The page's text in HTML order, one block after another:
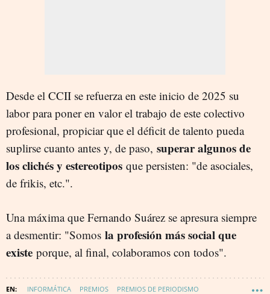
Desde el CCII se refuerza en este inicio de 2025 su
labor para poner en valor el trabajo de este colectivo
profesional, propiciar que el déficit de talento pueda
suplirse cuanto antes y, de paso, superar algunos de
los clichés y estereotipos que persisten: "de asociales,
de frikis, etc.".
Una máxima que Fernando Suárez se apresura siempre
a desmentir: "Somos la profesión más social que
existe porque, al final, colaboramos con todos".
INFORMÁTICA PREMIOS PREMIOS DE PERIODISMO